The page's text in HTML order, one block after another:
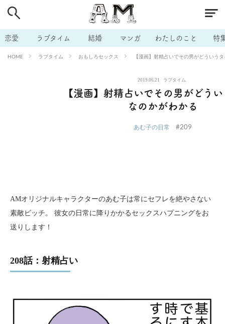
恋愛 ラブタイム 結婚 マンガ わたしのこと 特
HOME ラブタイム おもしろセックス 【漫画】射精占いでその男がどういう
2019.06.21 ラブタイム
【漫画】射精占いでその男がどう
なのかがわかる
あむ子の日常 #209
AMオリジナルキャラクターのあむ子は常にセフレを絶やさない
素敵ビッチ。 彼女の日常に降りかかるセックスハプニングをお
送りします！
208話：射精占い
# 男の本音 # セフレ # 不倫
# 出会う方法 # マッチングアプリ # ラブグッズ # 体の相